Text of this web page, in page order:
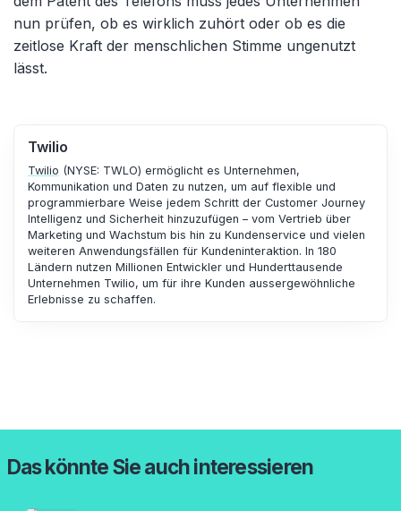
nun prüfen, ob es wirklich zuhört oder ob es die
zeitlose Kraft der menschlichen Stimme ungenutzt
lässt.
Twilio
Twilio (NYSE: TWLO) ermöglicht es Unternehmen,
Kommunikation und Daten zu nutzen, um auf flexible und
programmierbare Weise jedem Schritt der Customer Journey
Intelligenz und Sicherheit hinzuzufügen – vom Vertrieb über
Marketing und Wachstum bis hin zu Kundenservice und vielen
weiteren Anwendungsfällen für Kundeninteraktion. In 180
Ländern nutzen Millionen Entwickler und Hunderttausende
Unternehmen Twilio, um für ihre Kunden aussergewöhnliche
Erlebnisse zu schaffen.
Das könnte Sie auch interessieren